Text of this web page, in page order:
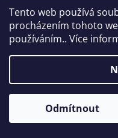
Tento web používá
procházením tohoto
používáním.. Více
Odmítnout
POLAR